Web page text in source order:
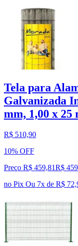
Tela para
Galvanizada
mm, 1,00 x 25
R$ 510,90
10% OFF
Preço R$ 459,81R$ 459
no Pix Ou 7x de R$